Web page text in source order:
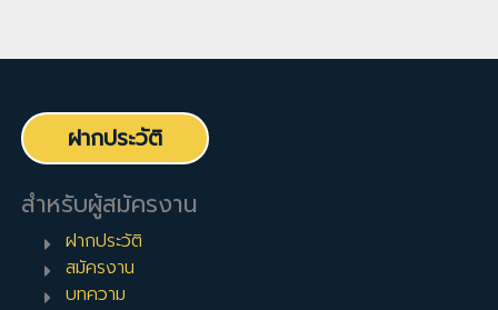
ฝากประวัติ
สำหรับผู้สมัครงาน
ฝากประวัติ
สมัครงาน
บทความ